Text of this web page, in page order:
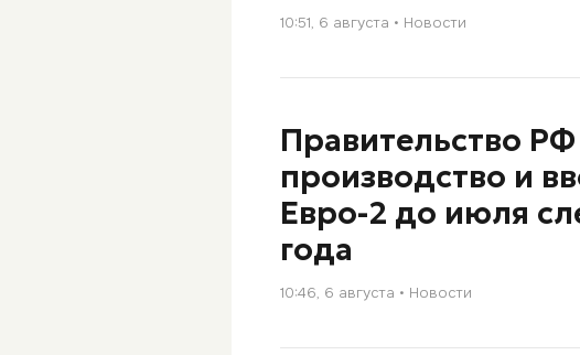
10:51, 6 августа Новости
Правительство
производство и
Евро-2 до июля
года
10:46, 6 августа Новости